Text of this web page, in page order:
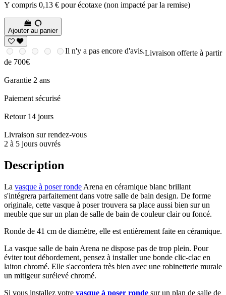
Y compris 0,13 € pour écotaxe (non impacté par la remise)
Ajouter au panier
Il n'y a pas encore d'avis.Livraison offerte à partir
de 700€
Garantie 2 ans
Paiement sécurisé
Retour 14 jours
Livraison sur rendez-vous
2 à 5 jours ouvrés
Description
La vasque à poser ronde Arena en céramique blanc brillant
s'intégrera parfaitement dans votre salle de bain design. De forme
originale, cette vasque à poser trouvera sa place aussi bien sur un
meuble que sur un plan de salle de bain de couleur clair ou foncé.
Ronde de 41 cm de diamètre, elle est entièrement faite en céramique.
La vasque salle de bain Arena ne dispose pas de trop plein. Pour
éviter tout débordement, pensez à installer une bonde clic-clac en
laiton chromé. Elle s'accordera très bien avec une robinetterie murale
un mitigeur surélevé chromé.
Si vous installez votre vasque à poser ronde sur un plan de salle de